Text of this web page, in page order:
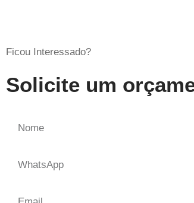
Ficou Interessado?
Solicite um